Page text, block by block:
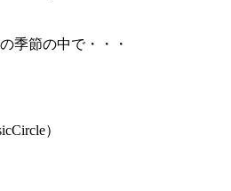
季節の中で・・・
）